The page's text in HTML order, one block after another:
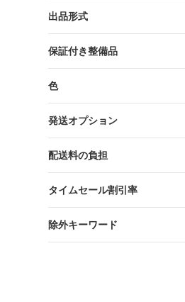
出品形式
保証付き整備品
色
発送オプション
配送料の負担
タイムセール割引率
除外キーワード